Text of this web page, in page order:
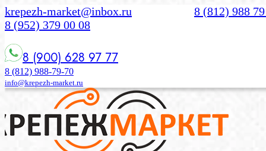
krepezh-market@inbox.ru
8 (812) 988
8 (952) 379 00 08
8 (900) 628 97 77
8 (812) 988-79-70
info@krepezh-market.ru